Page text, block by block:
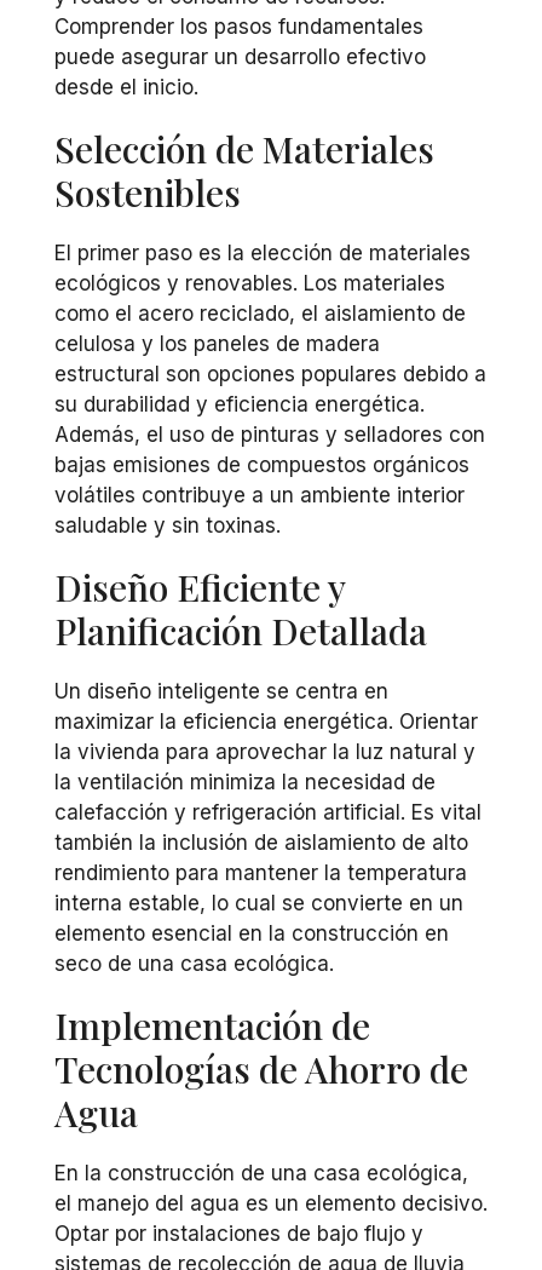
Comprender los pasos fundamentales
puede asegurar un desarrollo efectivo
desde el inicio.
Selección de Materiales
Sostenibles
El primer paso es la elección de materiales
ecológicos y renovables. Los materiales
como el acero reciclado, el aislamiento de
celulosa y los paneles de madera
estructural son opciones populares debido a
su durabilidad y eficiencia energética.
Además, el uso de pinturas y selladores con
bajas emisiones de compuestos orgánicos
volátiles contribuye a un ambiente interior
saludable y sin toxinas.
Diseño Eficiente y
Planificación Detallada
Un diseño inteligente se centra en
maximizar la eficiencia energética. Orientar
la vivienda para aprovechar la luz natural y
la ventilación minimiza la necesidad de
calefacción y refrigeración artificial. Es vital
también la inclusión de aislamiento de alto
rendimiento para mantener la temperatura
interna estable, lo cual se convierte en un
elemento esencial en la construcción en
seco de una casa ecológica.
Implementación de
Tecnologías de Ahorro de
Agua
En la construcción de una casa ecológica,
el manejo del agua es un elemento decisivo.
Optar por instalaciones de bajo flujo y
sistemas de recolección de agua de lluvia